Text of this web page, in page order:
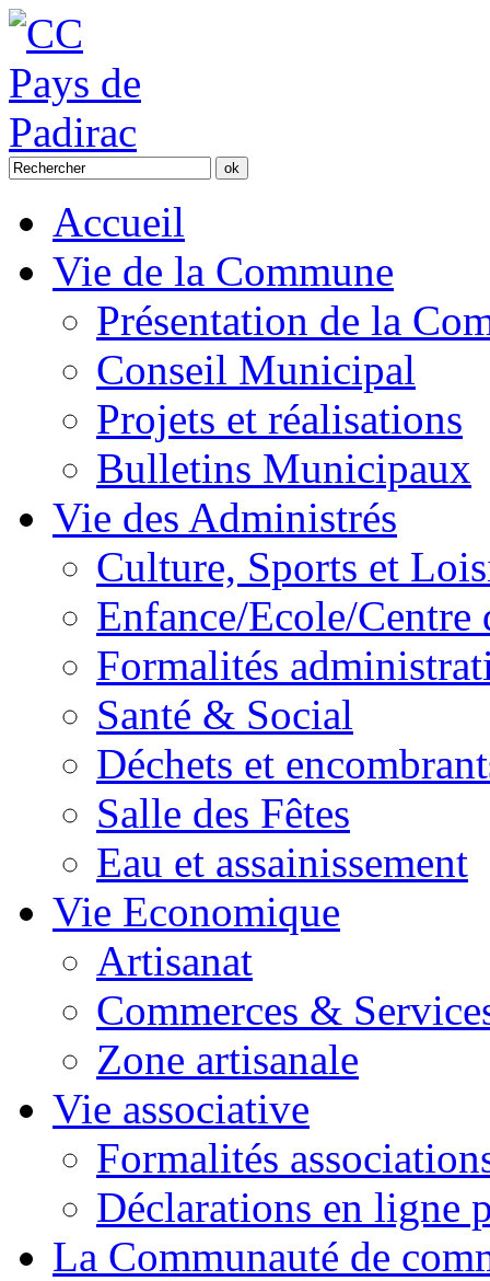
Accueil
Vie de la Commune
Présentation de la
Conseil Municipal
Projets et réalisations
Bulletins Municipaux
Vie des Administrés
Culture, Sports et
Enfance/Ecole/Centre
Formalités
Santé & Social
Déchets et
Salle des Fêtes
Eau et assainissement
Vie Economique
Artisanat
Commerces &
Zone artisanale
Vie associative
Formalités
Déclarations en ligne
La Communauté de